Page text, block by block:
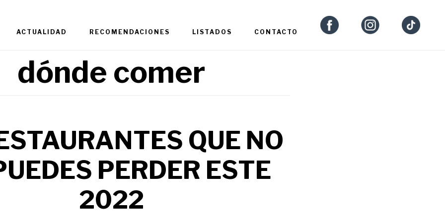
ACTUALIDAD RECOMENDACIONES LISTADOS CONTACTO
dónde comer
QUE NO
PERDER ESTE
2022